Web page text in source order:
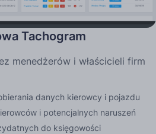
Tachogram
menedżerów i właścicieli firm
danych kierowcy i pojazdu
i potencjalnych naruszeń
do księgowości